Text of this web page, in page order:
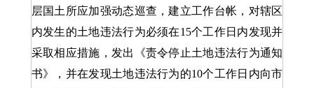
层国土所应加强动态巡查，建立工作台帐，对辖区
内发生的土地违法行为必须在15个工作日内发现并
采取相应措施，发出《责令停止土地违法行为通知
书》，并在发现土地违法行为的10个工作日内向市